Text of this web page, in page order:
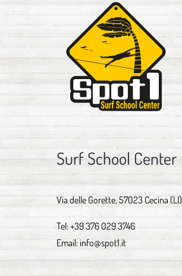
Surf School Center
Via delle Gorette, 57023 Cecina (LI)
Tel:+39 376 029 3746
Email: info@spot1.it